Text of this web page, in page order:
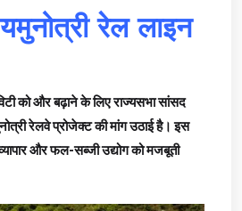
रेल लाइन
को और बढ़ाने के लिए राज्यसभा सांसद
रेलवे प्रोजेक्ट की मांग उठाई है। इस
और फल-सब्जी उद्योग को मजबूती